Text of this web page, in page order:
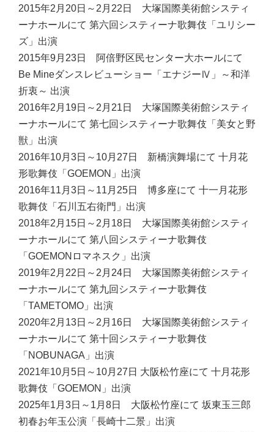
2015年2月20日～2月22日 大塚国際美術館システィ
ーナホールにて 第六回システィーナ歌舞伎「ユリシー
ズ」出演
2015年9月23日 阿倍野区民センター大ホールにて
Be Mineダンスレビューショー「エナジーⅣ」～和洋
折衷～ 出演
2016年2月19日～2月21日 大塚国際美術館システィ
ーナホールにて 第七回システィーナ歌舞伎「美女と野
獣」出演
2016年10月3日～10月27日 新橋演舞場にて 十月花
形歌舞伎「GOEMON」出演
2016年11月3日～11月25日 博多座にて 十一月花形
歌舞伎「石川五右衛門」出演
2018年2月15日～2月18日 大塚国際美術館システィ
ーナホールにて 第八回システィーナ歌舞伎
「GOEMONロマネスク」出演
2019年2月22日～2月24日 大塚国際美術館システィ
ーナホールにて 第九回システィーナ歌舞伎
「TAMETOMO」出演
2020年2月13日～2月16日 大塚国際美術館システィ
ーナホールにて 第十回システィーナ歌舞伎
「NOBUNAGA」出演
2021年10月5日～10月27日 大阪松竹座にて 十月花形
歌舞伎「GOEMON」出演
2025年1月3日～1月8日 大阪松竹座にて 坂東玉三郎
初春お年玉公演「長崎十二景」出演